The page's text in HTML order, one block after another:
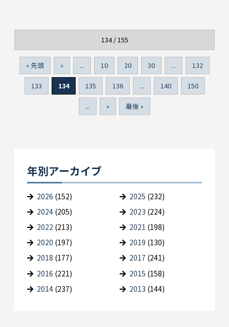
134 / 155
« 先頭 « ... 10 20 30 ... 132
133 134 135 136 ... 140 150
... » 最後 »
年別アーカイブ
2026 (152) 2025 (232)
2024 (205) 2023 (224)
2022 (213) 2021 (198)
2020 (197) 2019 (130)
2018 (177) 2017 (241)
2016 (221) 2015 (158)
2014 (237) 2013 (144)